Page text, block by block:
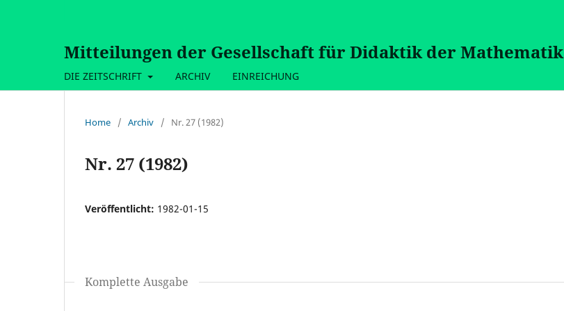
Mitteilungen der Gesellschaft für Didaktik der Mathematik
DIE ZEITSCHRIFT ARCHIV EINREICHUNG
Home / Archiv / Nr. 27 (1982)
Nr. 27 (1982)
Veröffentlicht: 1982-01-15
Komplette Ausgabe